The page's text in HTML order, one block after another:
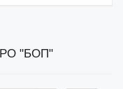
"БОП"